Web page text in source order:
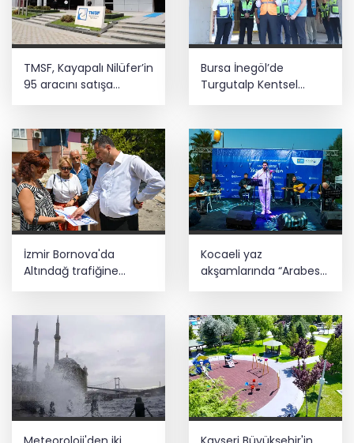
TMSF, Kayapalı Nilüfer’in
95 aracını satışa
Bursa İnegöl’de
Turgutalp Kentsel
İzmir Bornova'da
Altındağ trafiğine
büyük neşter
Kocaeli yaz
akşamlarında “Arabesk”
rüzgârı esti